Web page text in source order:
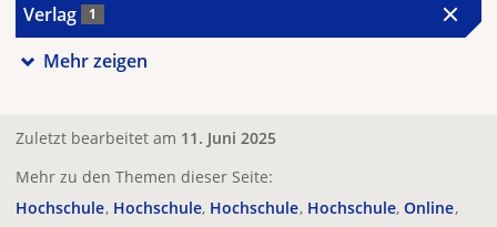
Verlag 1
Mehr zeigen
Zuletzt bearbeitet am 11. Juni 2025
Mehr zu den Themen dieser Seite:
Hochschule Hochschule Hochschule Hochschule Online